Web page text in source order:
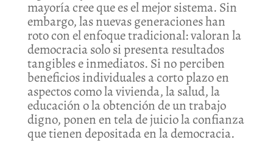
mayoría cree que es el mejor sistema. Sin
embargo, las nuevas generaciones han
roto con el enfoque tradicional: valoran la
democracia solo si presenta resultados
tangibles e inmediatos. Si no perciben
beneficios individuales a corto plazo en
aspectos como la vivienda, la salud, la
educación o la obtención de un trabajo
digno, ponen en tela de juicio la confianza
que tienen depositada en la democracia.